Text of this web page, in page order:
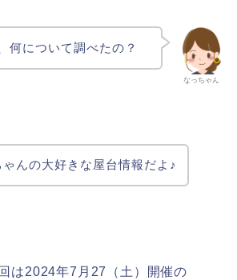
なっちゃん
何について調べたの？
ゃんの大好きな屋台情報だよ♪
は2024年7月27（土）開催の